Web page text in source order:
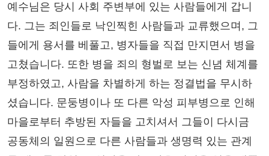
예수님은 당시 사회 주변부에 있는 사람들에게 갑니
다. 그는 죄인들로 낙인찍힌 사람들과 교류했으며, 그
들에게 용서를 베풀고, 병자들을 직접 만지면서 병을
고쳤습니다. 또한 병을 죄의 형벌로 보는 신념 체계를
부정하였고, 사람을 차별하게 하는 정결법을 무시하
셨습니다. 문둥병이나 또 다른 악성 피부병으로 인해
마을로부터 추방된 자들을 고치셔서 그들이 다시금
공동체의 일원으로 다른 사람들과 생명력 있는 관계